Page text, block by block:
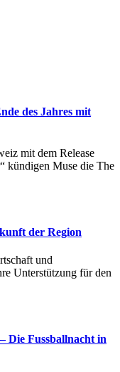
des Jahres mit
mit dem Release
kündigen Muse die The
der Region
und
Unterstützung für den
Die Fussballnacht in